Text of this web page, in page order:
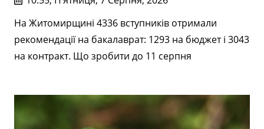
На Житомирщині 4336 вступників отримали
рекомендації на бакалаврат: 1293 на бюджет і 3043
на контракт. Що зробити до 11 серпня